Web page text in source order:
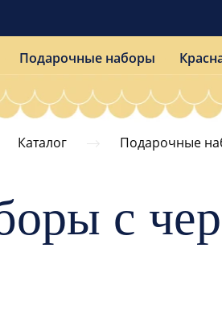
Подарочные наборы
Каталог Подарочные
с